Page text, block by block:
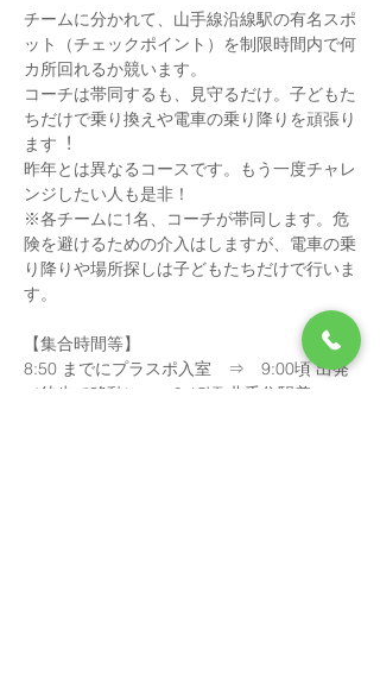
チームに分かれて、山手線沿線駅の有名スポ
ット（チェックポイント）を制限時間内で何
カ所回れるか競います。
コーチは帯同するも、⾒守るだけ。⼦どもた
ちだけで乗り換えや電車の乗り降りを頑張り
ます︕
昨年とは異なるコースです。もう一度チャレ
ンジしたい人も是非！
※各チームに1名、コーチが帯同します。危
険を避けるための介入はしますが、電車の乗
り降りや場所探しは子どもたちだけで行いま
す。
【集合時間等】
8:50 までにプラスポ入室　⇒　9:00頃 出発
（徒歩で移動）⇒　9:15頃 北千住駅着